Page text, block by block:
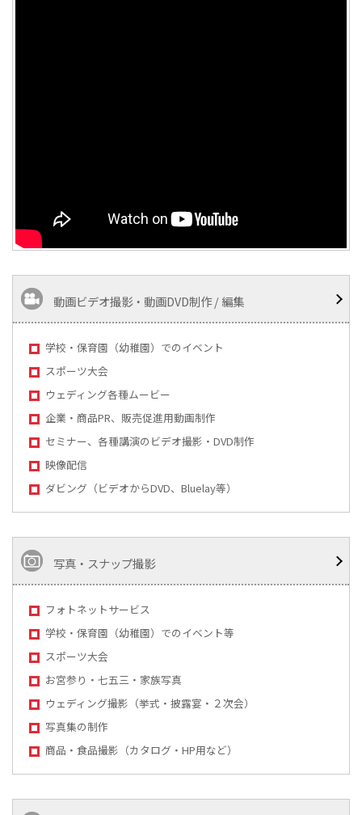
動画ビデオ撮影・動画DVD制作 / 編集
学校・保育園（幼稚園）でのイベント
スポーツ大会
ウェディング各種ムービー
企業・商品PR、販売促進用動画制作
セミナー、各種講演のビデオ撮影・DVD制作
映像配信
ダビング（ビデオからDVD、Bluelay等）
写真・スナップ撮影
フォトネットサービス
学校・保育園（幼稚園）でのイベント等
スポーツ大会
お宮参り・七五三・家族写真
ウェディング撮影（挙式・披露宴・２次会）
写真集の制作
商品・食品撮影（カタログ・HP用など）